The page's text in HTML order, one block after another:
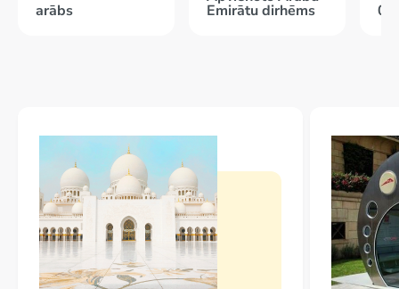
arābs Emirātu dirhēms